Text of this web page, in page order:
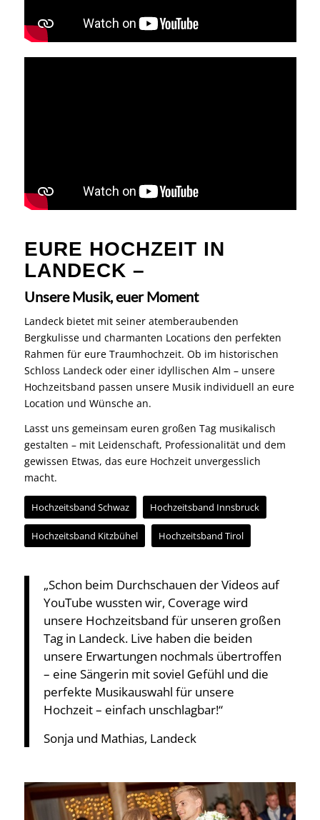
EURE HOCHZEIT IN
LANDECK –
Unsere Musik, euer Moment
Landeck bietet mit seiner atemberaubenden
Bergkulisse und charmanten Locations den perfekten
Rahmen für eure Traumhochzeit. Ob im historischen
Schloss Landeck oder einer idyllischen Alm – unsere
Hochzeitsband passen unsere Musik individuell an eure
Location und Wünsche an.
Lasst uns gemeinsam euren großen Tag musikalisch
gestalten – mit Leidenschaft, Professionalität und dem
gewissen Etwas, das eure Hochzeit unvergesslich
macht.
Hochzeitsband Schwaz Hochzeitsband Innsbruck
Hochzeitsband Kitzbühel Hochzeitsband Tirol
„Schon beim Durchschauen der Videos auf
YouTube wussten wir, Coverage wird
unsere Hochzeitsband für unseren großen
Tag in Landeck. Live haben die beiden
unsere Erwartungen nochmals übertroffen
– eine Sängerin mit soviel Gefühl und die
perfekte Musikauswahl für unsere
Hochzeit – einfach unschlagbar!“
Sonja und Mathias, Landeck